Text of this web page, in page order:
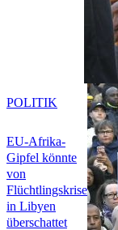
EU-Afrika-
Gipfel könnte
von
Flüchtlingskrise
in Libyen
überschattet
POLITIK